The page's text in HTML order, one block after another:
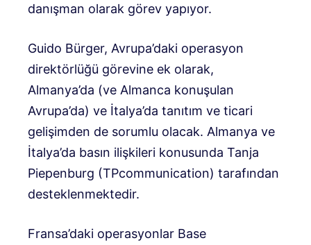
danışman olarak görev yapıyor.
Guido Bürger, Avrupa’daki operasyon
direktörlüğü görevine ek olarak,
Almanya’da (ve Almanca konuşulan
Avrupa’da) ve İtalya’da tanıtım ve ticari
gelişimden de sorumlu olacak. Almanya ve
İtalya’da basın ilişkileri konusunda Tanja
Piepenburg (TPcommunication) tarafından
desteklenmektedir.
Fransa’daki operasyonlar Base